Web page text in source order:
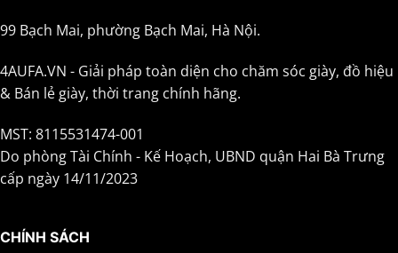
99 Bạch Mai, phường Bạch Mai, Hà Nội.
4AUFA.VN - Giải pháp toàn diện cho chăm sóc giày, đồ hiệu
& Bán lẻ giày, thời trang chính hãng.
MST: 8115531474-001
Do phòng Tài Chính - Kế Hoạch, UBND quận Hai Bà Trưng
cấp ngày 14/11/2023
CHÍNH SÁCH